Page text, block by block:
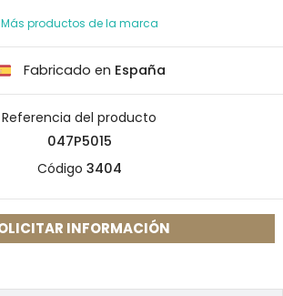
Más productos de la marca
Fabricado en España
Referencia del producto
047P5015
Código 3404
INFORMACIÓN